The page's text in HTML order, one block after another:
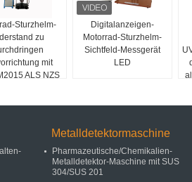
Sturzhelm-
zu
mit
ALS NZS
Digitalanzeigen-
Motorrad-Sturzhelm-
Sichtfeld-Messgerät
LED
Metalldetektormaschine
Pharmazeutische/Chemikalien-
Metalldetektor-Maschine mit SUS
304/SUS 201